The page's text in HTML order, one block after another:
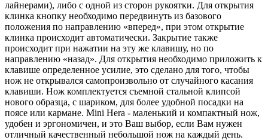
лайнерами), либо с одной из сторон рукоятки. Для открытия
клинка кнопку необходимо передвинуть из базового
положения по направлению «вперед», при этом открытие
клинка происходит автоматически. Закрытие также
происходит при нажатии на эту же клавишу, но по
направлению «назад». Для открытия необходимо приложить к
клавише определенное усилие, это сделано для того, чтобы
нож не открывался самопроизвольно от случайного касания
клавиши. Нож комплектуется съемной стальной клипсой
нового образца, с шариком, для более удобной посадки на
поясе или кармане. Mini Hera - маленький и компактный нож,
удобен и эргономичен, и это Ваш выбор, если Вам нужен
отличный качественный небольшой нож на каждый день.